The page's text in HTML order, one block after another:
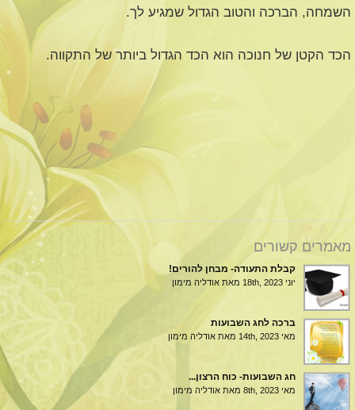
השמחה, הברכה והטוב הגדול שמגיע לך.
הכד הקטן של חנוכה הוא הכד הגדול ביותר של התקווה.
מאמרים קשורים
קבלת התעודה- מבחן להורים!
יוני 18th, 2023 מאת אודליה מימון
ברכה לחג השבועות
מאי 14th, 2023 מאת אודליה מימון
חג השבועות- כוח הרצון...
מאי 8th, 2023 מאת אודליה מימון